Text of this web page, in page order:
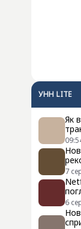
УНН LITE
Як
7
6